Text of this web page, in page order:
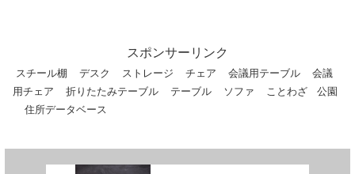
スポンサーリンク
スチール棚 デスク ストレージ チェア 会議用テーブル
会議
用チェア
折りたたみテーブル テーブル ソファ ことわざ
公園
住所データベース